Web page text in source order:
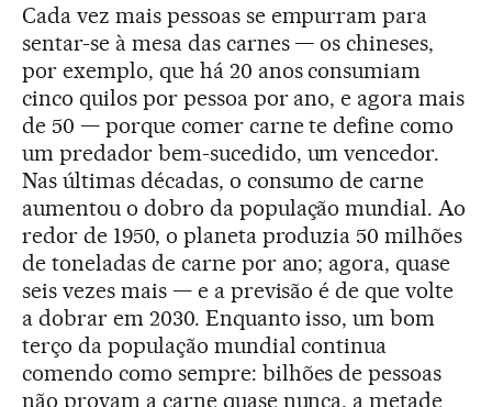
Cada vez mais pessoas se empurram para
sentar-se à mesa das carnes — os chineses,
por exemplo, que há 20 anos consumiam
cinco quilos por pessoa por ano, e agora mais
de 50 — porque comer carne te define como
um predador bem-sucedido, um vencedor.
Nas últimas décadas, o consumo de carne
aumentou o dobro da população mundial. Ao
redor de 1950, o planeta produzia 50 milhões
de toneladas de carne por ano; agora, quase
seis vezes mais — e a previsão é de que volte
a dobrar em 2030. Enquanto isso, um bom
terço da população mundial continua
comendo como sempre: bilhões de pessoas
não provam a carne quase nunca, a metade